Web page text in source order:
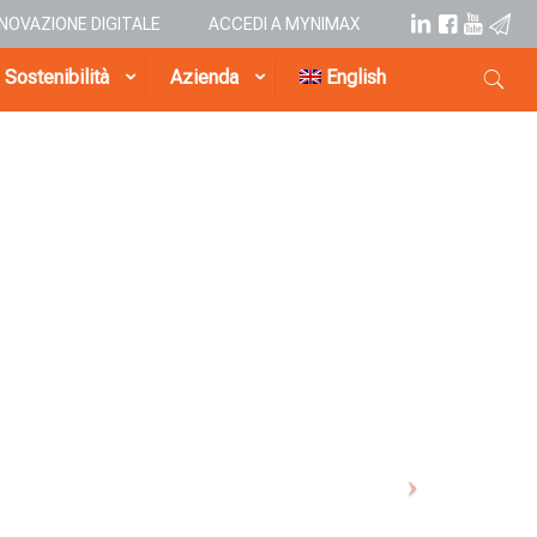
DIGITALE ACCEDI A MYNIMAX
Sostenibilità Azienda English